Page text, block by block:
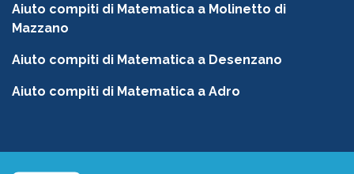
Aiuto compiti di Matematica a Molinetto di
Mazzano
Aiuto compiti di Matematica a Desenzano
Aiuto compiti di Matematica a Adro